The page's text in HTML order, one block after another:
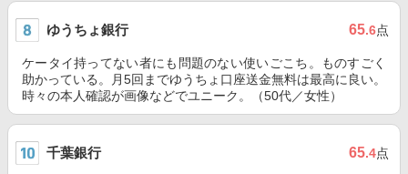
ゆうちょ銀行 65.6点
ケータイ持ってない者にも問題のない使いごこち。ものすごく
助かっている。月5回までゆうちょ口座送金無料は最高に良い。
時々の本人確認が画像などでユニーク。（50代／女性）
千葉銀行 65.4点